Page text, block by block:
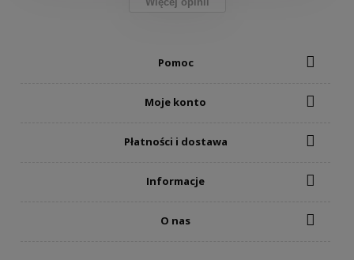
Pomoc
Moje konto
Płatności i dostawa
Informacje
O nas